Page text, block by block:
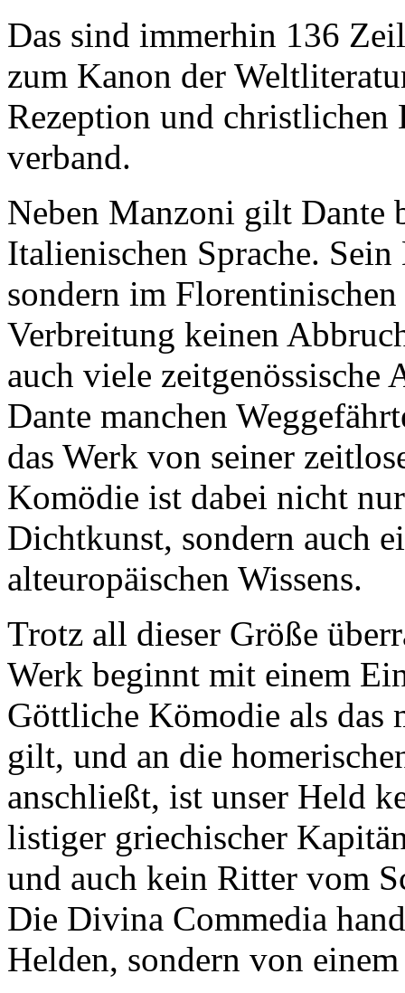
Das sind immerhin 136
zum Kanon der
Rezeption und christlichen
verband.
Neben Manzoni gilt Dante
Italienischen Sprache.
sondern im Florentinischen
Verbreitung keinen
auch viele zeitgenössische
Dante manchen
das Werk von seiner
Komödie ist dabei nicht
Dichtkunst, sondern auch
alteuropäischen Wissens.
Trotz all dieser Größe
Werk beginnt mit einem
Göttliche Kömodie als das
gilt, und an die
anschließt, ist unser Held
listiger griechischer
und auch kein Ritter vom
Die Divina Commedia
Helden, sondern von